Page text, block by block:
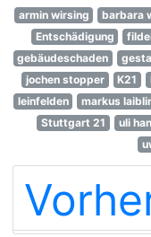
armin wirsing barbara
Entschädigung
gebäudeschaden
jochen stopper
K21
leinfelden
markus
Stuttgart 21
uli